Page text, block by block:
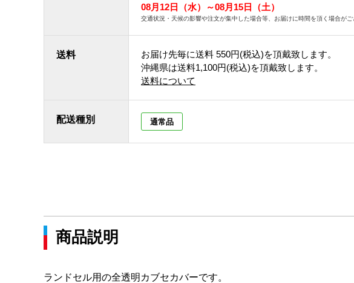
08月12日（水）～08月15日（土）
交通状況・天候の影響や注文が集中した場合等、お届けに時間を頂く場合がご
送料 お届け先毎に送料 550円(税込)を頂戴致します。
沖縄県は送料1,100円(税込)を頂戴致します。
送料について
配送種別 通常品
商品説明
ランドセル用の全透明カブセカバーです。